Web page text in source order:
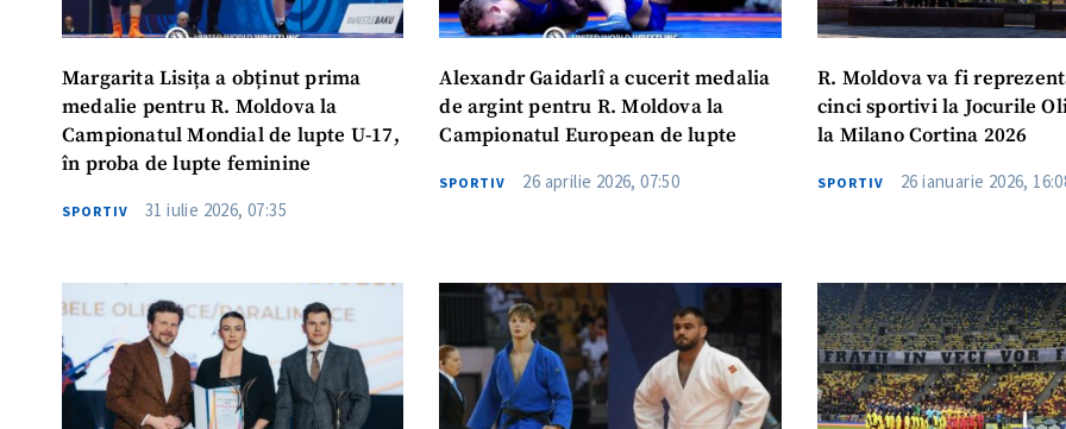
Margarita Lisița a obținut prima
medalie pentru R. Moldova la
Campionatul Mondial de lupte U-17,
în proba de lupte feminine
SPORTIV 31 iulie 2026, 07:35
Alexandr Gaidarlî a cucerit medalia
de argint pentru R. Moldova la
Campionatul European de lupte
SPORTIV 26 aprilie 2026, 07:50
R. Moldova va fi
cinci sportivi la Jocurile
la Milano Cortina 2026
SPORTIV 26 ianuarie 2026,